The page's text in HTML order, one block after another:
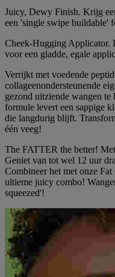
Juicy, Dewy Finish. Krijg
een 'single swipe buildable'
Cheek-Hugging Applicator.
voor een gladde, egale
Verrijkt met voedende
collageenondersteunende
gezond uitziende wangen
formule levert een sappige
die langdurig blijft.
één veeg!
The FATTER the better!
Geniet van tot wel 12 uur
Combineer het met onze
ultieme juicy combo!
squeezed'!